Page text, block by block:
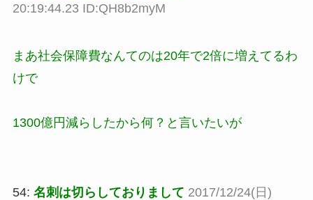
20:19:44.23 ID:QH8b2myM
まあ社会保障費なんてのは20年で2倍に増えてるわ
けで
1300億円減らしたから何？と言いたいが
54: 名刺は切らしておりまして 2017/12/24(日)